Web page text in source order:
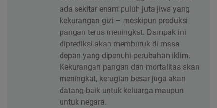
ada sekitar enam puluh juta jiwa yang
kekurangan gizi – meskipun produksi
pangan terus meningkat. Dampak ini
diprediksi akan memburuk di masa
depan yang dipenuhi perubahan iklim.
Kekurangan pangan dan mortalitas akan
meningkat, kerugian besar juga akan
datang baik untuk keluarga maupun
untuk negara.